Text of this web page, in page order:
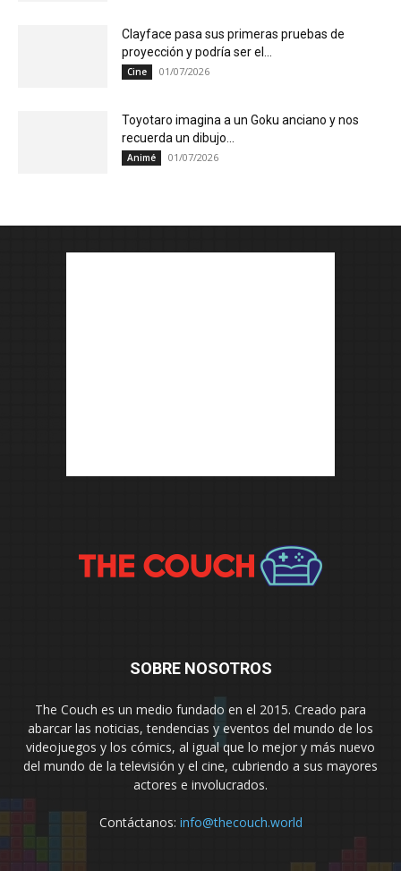
Clayface pasa sus primeras pruebas de
proyección y podría ser el...
Cine 01/07/2026
Toyotaro imagina a un Goku anciano y nos
recuerda un dibujo...
Animé 01/07/2026
SOBRE NOSOTROS
The Couch es un medio fundado en el 2015. Creado para
abarcar las noticias, tendencias y eventos del mundo de los
videojuegos y los cómics, al igual que lo mejor y más nuevo
del mundo de la televisión y el cine, cubriendo a sus mayores
actores e involucrados.
Contáctanos: info@thecouch.world